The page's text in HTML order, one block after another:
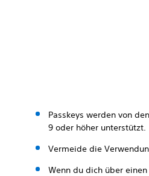
Passkeys werden von
9 oder höher unterstützt.
Vermeide die
Wenn du dich über